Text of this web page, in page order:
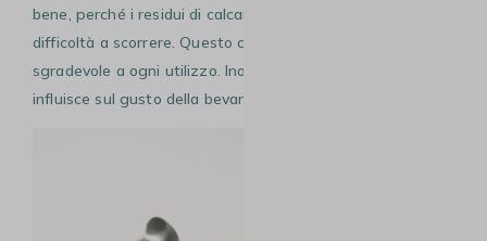
bene, perché i residui di calcare intasano i tubi e l’acqua ha
difficoltà a scorrere. Questo crea un rumore forte e
sgradevole a ogni utilizzo. Inoltre, la presenza di calcare
influisce sul gusto della bevanda.